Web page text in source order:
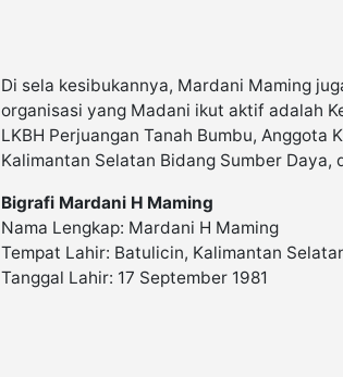
Di sela kesibukannya, Mardani Maming
organisasi yang Madani ikut aktif adalah
LKBH Perjuangan Tanah Bumbu, Anggota
Kalimantan Selatan Bidang Sumber Daya,
Bigrafi Mardani H Maming
Nama Lengkap: Mardani H Maming
Tempat Lahir: Batulicin, Kalimantan
Tanggal Lahir: 17 September 1981